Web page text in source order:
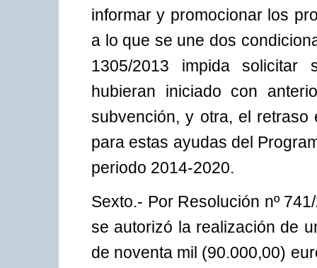
informar y promocionar los
a lo que se une dos
1305/2013 impida solicitar
hubieran iniciado con
subvención, y otra, el
para estas ayudas del
periodo 2014-2020.
Sexto.- Por Resolución nº
se autorizó la realización de
de noventa mil (90.000,00)